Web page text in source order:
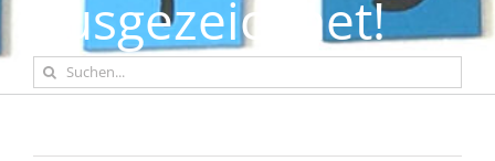
ausgezeichnet!
Suche
nach: